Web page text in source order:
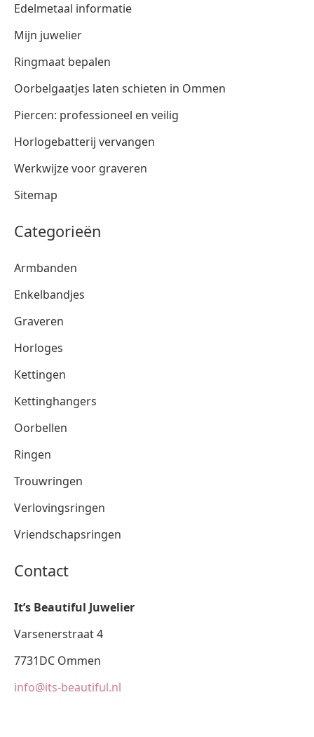
Edelmetaal informatie
Mijn juwelier
Ringmaat bepalen
Oorbelgaatjes laten schieten in Ommen
Piercen: professioneel en veilig
Horlogebatterij vervangen
Werkwijze voor graveren
Sitemap
Categorieën
Armbanden
Enkelbandjes
Graveren
Horloges
Kettingen
Kettinghangers
Oorbellen
Ringen
Trouwringen
Verlovingsringen
Vriendschapsringen
Contact
It’s Beautiful Juwelier
Varsenerstraat 4
7731DC Ommen
info@its-beautiful.nl